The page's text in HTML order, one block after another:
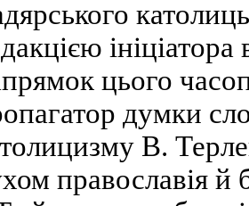
цього
думки
В.
православія й